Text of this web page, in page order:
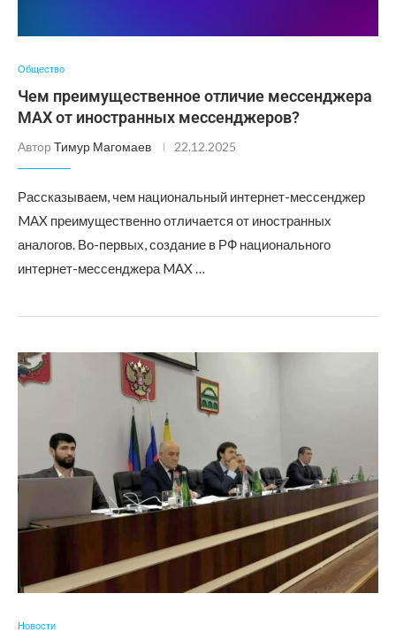
Общество
Чем преимущественное отличие мессенджера
MAX от иностранных мессенджеров?
Автор Тимур Магомаев 22.12.2025
Рассказываем, чем национальный интернет-мессенджер
MAX преимущественно отличается от иностранных
аналогов. Во-первых, создание в РФ национального
интернет-мессенджера MAX …
Новости